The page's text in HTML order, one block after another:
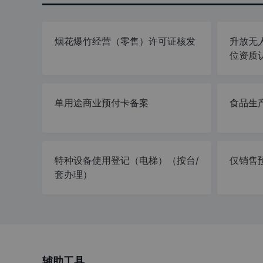
烟花爆竹经营（零售）许可证核发
升放无
位资质
单用途商业预付卡备案 食品生
特种设备使用登记（电梯）（按台/
套办理）
仅销售